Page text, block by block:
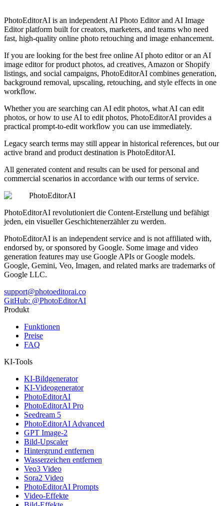
PhotoEditorAI is an independent AI Photo Editor and AI Image
Editor platform built for creators, marketers, and teams who need
fast, high-quality online photo retouching and image enhancement.
If you are looking for the best free online AI photo editor or an AI
image editor for product photos, ad creatives, Amazon or Shopify
listings, and social campaigns, PhotoEditorAI combines generation,
background removal, upscaling, retouching, and style effects in one
workflow.
Whether you are searching can AI edit photos, what AI can edit
photos, or how to use AI to edit photos, PhotoEditorAI provides a
practical prompt-to-edit workflow you can use immediately.
Legacy search terms may still appear in historical references, but our
active brand and product destination is PhotoEditorAI.
All generated content and results can be used for personal and
commercial scenarios in accordance with our terms of service.
PhotoEditorAI
PhotoEditorAI revolutioniert die Content-Erstellung und befähigt
jeden, ein visueller Geschichtenerzähler zu werden.
PhotoEditorAI is an independent service and is not affiliated with,
endorsed by, or sponsored by Google. Some image and video
generation features may use Google APIs or Google models.
Google, Gemini, Veo, Imagen, and related marks are trademarks of
Google LLC.
support@photoeditorai.co
GitHub: @PhotoEditorAI
Produkt
Funktionen
Preise
FAQ
KI-Tools
KI-Bildgenerator
KI-Videogenerator
PhotoEditorAI
PhotoEditorAI Pro
Seedream 5
PhotoEditorAI Advanced
GPT Image-2
Bild-Upscaler
Hintergrund entfernen
Wasserzeichen entfernen
Veo3 Video
Sora2 Video
PhotoEditorAI Prompts
Video-Effekte